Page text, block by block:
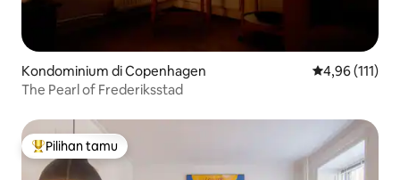
Kondominium di Copenhagen Nilai rata-rata
4,96 (111)
The Pearl of Frederiksstad
Pilihan tamu terpopuler
Pilihan tamu